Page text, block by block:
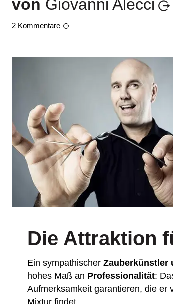
von Giovanni Alecci
2 Kommentare
Die Attraktion
Ein sympathischer Zauberkünstler
hohes Maß an Professionalität:
Aufmerksamkeit garantieren, die er